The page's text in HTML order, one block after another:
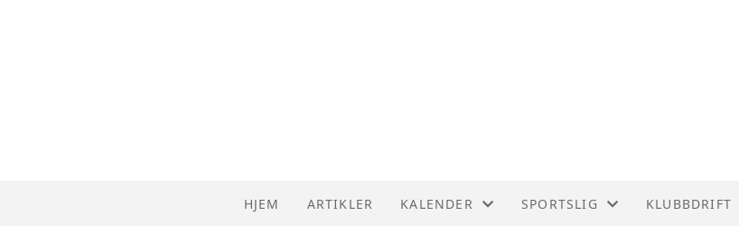
HJEM ARTIKLER KALENDER SPORTSLIG KLUBBDRIFT